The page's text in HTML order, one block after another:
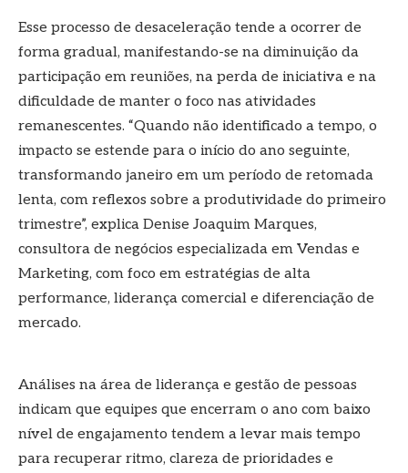
Esse processo de desaceleração tende a ocorrer de
forma gradual, manifestando-se na diminuição da
participação em reuniões, na perda de iniciativa e na
dificuldade de manter o foco nas atividades
remanescentes. “Quando não identificado a tempo, o
impacto se estende para o início do ano seguinte,
transformando janeiro em um período de retomada
lenta, com reflexos sobre a produtividade do primeiro
trimestre”, explica Denise Joaquim Marques,
consultora de negócios especializada em Vendas e
Marketing, com foco em estratégias de alta
performance, liderança comercial e diferenciação de
mercado.
Análises na área de liderança e gestão de pessoas
indicam que equipes que encerram o ano com baixo
nível de engajamento tendem a levar mais tempo
para recuperar ritmo, clareza de prioridades e